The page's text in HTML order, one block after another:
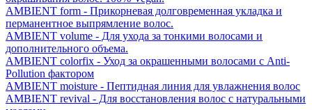
AMBIENT form - Прикорневая долговременная укладка и
перманентное выпрямление волос.
AMBIENT volume - Для ухода за тонкими волосами и
дополнительного объема.
AMBIENT colorfix - Уход за окрашенными волосами с Anti-
Pollution фактором
AMBIENT moisture - Пептидная линия для увлажнения волос
AMBIENT revival - Для восстановления волос с натуральными